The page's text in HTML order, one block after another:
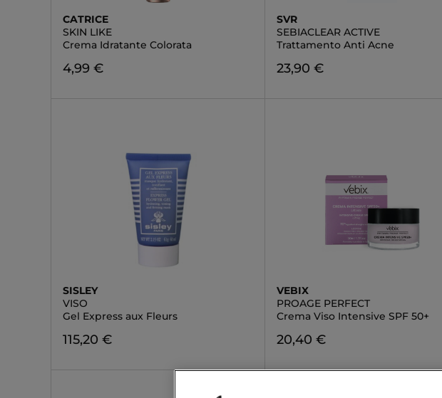
CATRICE
SKIN LIKE
Crema Idratante Colorata
4,99 €
SVR
SEBIACLEAR ACTIVE
Trattamento Anti Acne
23,90 €
SISLEY
VISO
Gel Express aux Fleurs
115,20 €
VEBIX
PROAGE PERFECT
Crema Viso Intensive SPF 50+
20,40 €